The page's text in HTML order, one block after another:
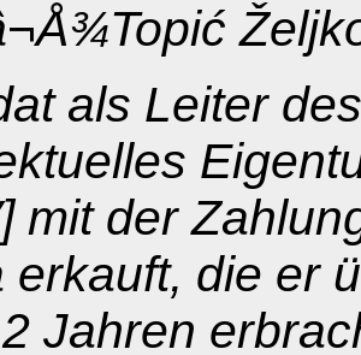
als Leiter
mit der
erkauft, die er
Jahren